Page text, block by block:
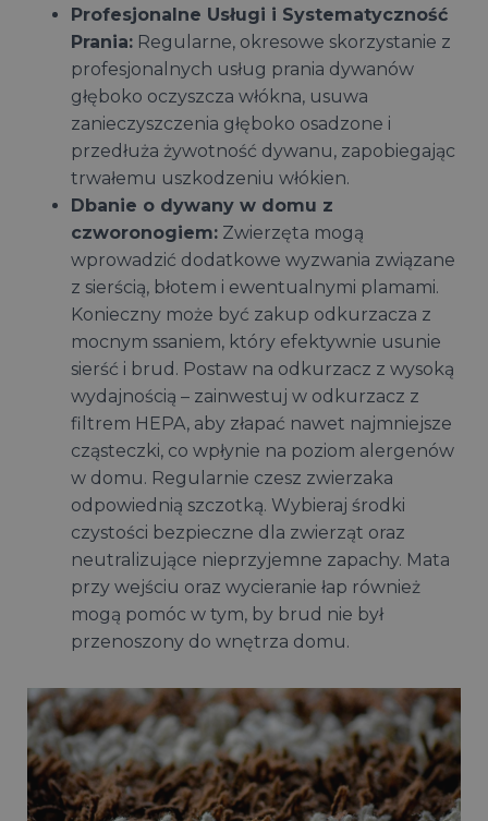
Profesjonalne Usługi i Systematyczność
Prania: Regularne, okresowe skorzystanie z
profesjonalnych usług prania dywanów
głęboko oczyszcza włókna, usuwa
zanieczyszczenia głęboko osadzone i
przedłuża żywotność dywanu, zapobiegając
trwałemu uszkodzeniu włókien.
Dbanie o dywany w domu z
czworonogiem: Zwierzęta mogą
wprowadzić dodatkowe wyzwania związane
z sierścią, błotem i ewentualnymi plamami.
Konieczny może być zakup odkurzacza z
mocnym ssaniem, który efektywnie usunie
sierść i brud. Postaw na odkurzacz z wysoką
wydajnością – zainwestuj w odkurzacz z
filtrem HEPA, aby złapać nawet najmniejsze
cząsteczki, co wpłynie na poziom alergenów
w domu. Regularnie czesz zwierzaka
odpowiednią szczotką. Wybieraj środki
czystości bezpieczne dla zwierząt oraz
neutralizujące nieprzyjemne zapachy. Mata
przy wejściu oraz wycieranie łap również
mogą pomóc w tym, by brud nie był
przenoszony do wnętrza domu.